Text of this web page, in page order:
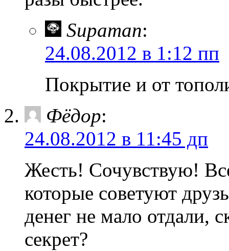
Supaman:
24.08.2012 в 1:12 пп
Покрытие и от
Фёдор:
24.08.2012 в 11:45 дп
Жесть! Сочувствую!
которые советуют
денег не мало отдали,
секрет?